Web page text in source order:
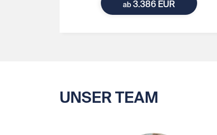
ab3.386 EUR
UNSER TEAM